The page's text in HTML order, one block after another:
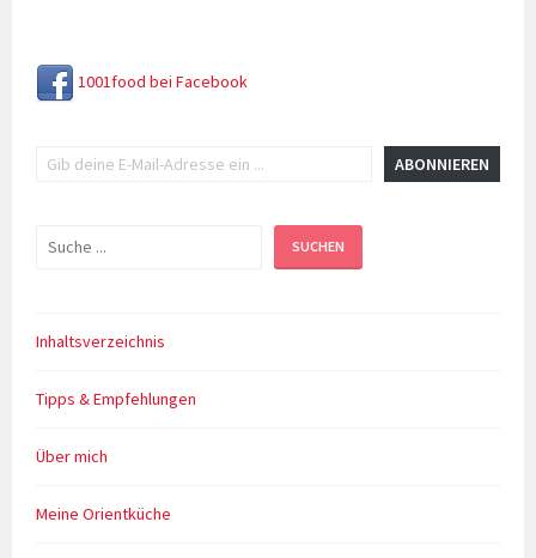
1001food bei Facebook
ABONNIEREN
Suchen SUCHEN
Inhaltsverzeichnis
Tipps & Empfehlungen
Über mich
Meine Orientküche